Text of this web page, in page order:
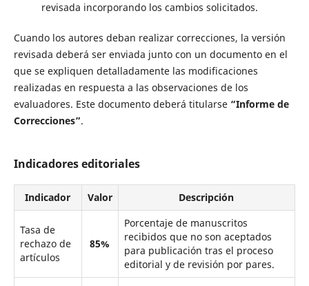
revisada incorporando los cambios solicitados.
Cuando los autores deban realizar correcciones, la versión
revisada deberá ser enviada junto con un documento en el
que se expliquen detalladamente las modificaciones
realizadas en respuesta a las observaciones de los
evaluadores. Este documento deberá titularse “Informe de
Correcciones”.
Indicadores editoriales
Indicador Valor Descripción
Tasa de
rechazo de
artículos
85%
Porcentaje de manuscritos
recibidos que no son aceptados
para publicación tras el proceso
editorial y de revisión por pares.